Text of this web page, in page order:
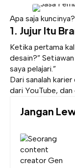
Apa saja kuncinya?
1. Jujur Itu
Ketika pertama
desain?”
saya pelajari.”
Dari sanalah
dari YouTube,
Jangan